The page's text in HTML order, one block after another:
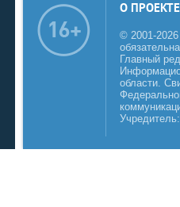
О ПРОЕКТЕ
© 2001-
Главный
области.